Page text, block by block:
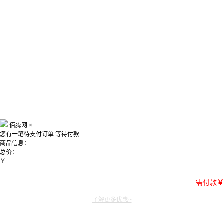
佰腾网 ×
您有一笔待支付订单 等待付款
商品信息：
总价：
￥
需付款￥
了解更多优惠~